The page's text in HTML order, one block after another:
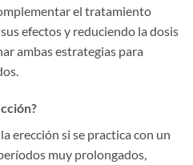
el tratamiento
efectos y reduciendo la dosis
ambas estrategias para
erección si se practica con un
muy prolongados,